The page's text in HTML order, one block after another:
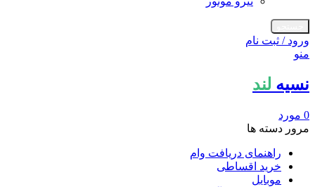
ورود / ثبت نام
منو
نسیه لند
0 مورد
مرور دسته ها
راهنمای دریافت وام
خرید اقساطی
موبایل